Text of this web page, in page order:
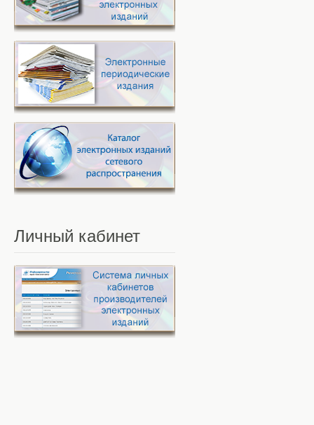
Личный кабинет